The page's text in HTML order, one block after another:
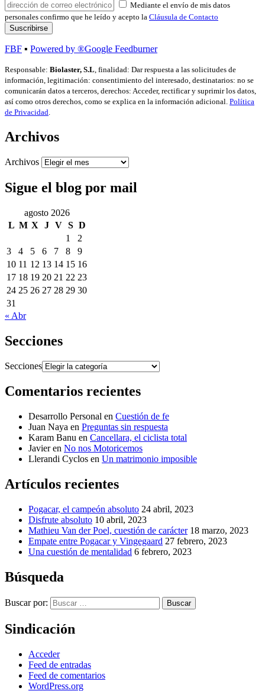
Mediante el envío de mis datos
personales confirmo que he leído y acepto la Cláusula de Contacto
FBF ▪ Powered by ®Google Feedburner
Responsable: Biolaster, S.L, finalidad: Dar respuesta a las solicitudes de
información, legitimación: consentimiento del interesado, destinatarios: no se
comunicarán datos a terceros, derechos: Acceder, rectificar y suprimir los datos,
así como otros derechos, como se explica en la información adicional. Política
de Privacidad.
Archivos
Archivos
Sigue el blog por mail
agosto 2026
L M X J V S D
1
2
3
4 5 6 7 8
9
10 11 12 13 14 15 16
17 18 19 20 21 22 23
24 25 26 27 28 29 30
31
« Abr
Secciones
Secciones
Comentarios recientes
Desarrollo Personal en Cuestión de fe
Juan Naya en Preguntas sin respuesta
Karam Banu en Cancellara, el ciclista total
Javieren No nos Motoricemos
Llerandi Cyclos en Un matrimonio imposible
Artículos recientes
Pogacar, el campeón absoluto 24 abril, 2023
Disfrute absoluto 10 abril, 2023
Mathieu Van der Poel, cuestión de carácter 18 marzo, 2023
Empate entre Pogacar y Vingegaard 27 febrero, 2023
Una cuestión de mentalidad 6 febrero, 2023
Búsqueda
Buscar por: Buscar
Sindicación
Acceder
Feed de entradas
Feed de comentarios
WordPress.org